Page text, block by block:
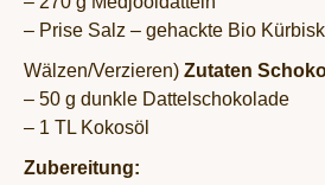
– Prise Salz – gehackte Bio
Wälzen/Verzieren) Zutaten
– 50 g dunkle Dattelschokolade
– 1 TL Kokosöl
Zubereitung: